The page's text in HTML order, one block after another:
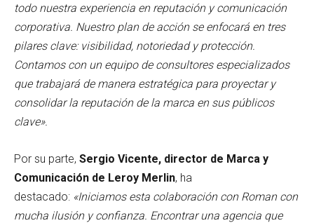
todo nuestra experiencia en reputación y comunicación
corporativa. Nuestro plan de acción se enfocará en tres
pilares clave: visibilidad, notoriedad y protección.
Contamos con un equipo de consultores especializados
que trabajará de manera estratégica para proyectar y
consolidar la reputación de la marca en sus públicos
clave».
Por su parte, Sergio Vicente, director de Marca y
Comunicación de Leroy Merlin, ha
destacado: «Iniciamos esta colaboración con Roman con
mucha ilusión y confianza. Encontrar una agencia que